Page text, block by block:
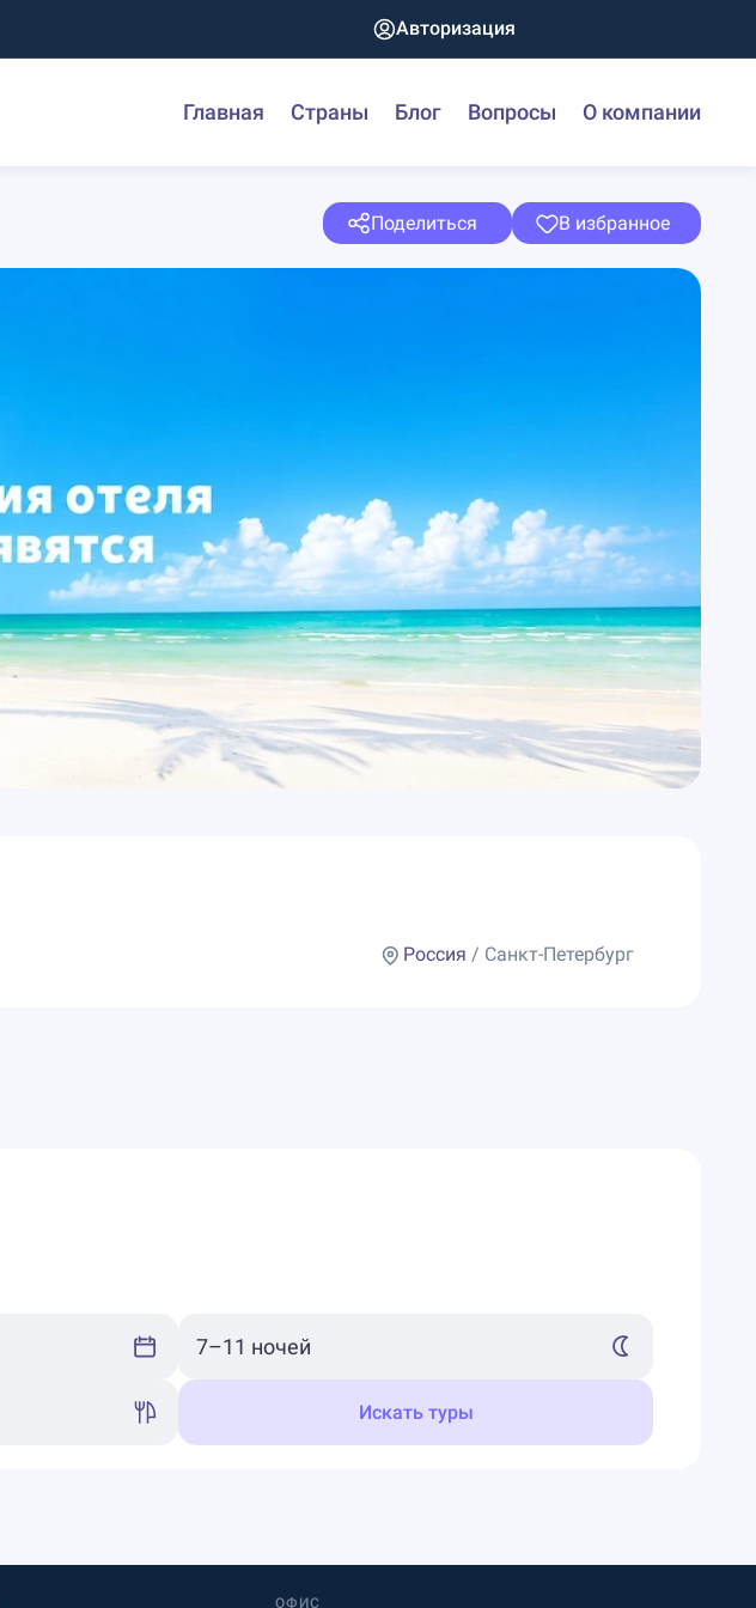
Авторизация
Главная Страны Блог Вопросы О компании
Поделиться В избранное
Россия / Санкт-Петербург
Искать туры
ОФИС